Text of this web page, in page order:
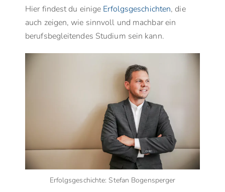
Hier findest du einige Erfolgsgeschichten, die
auch zeigen, wie sinnvoll und machbar ein
berufsbegleitendes Studium sein kann.
Erfolgsgeschichte: Stefan Bogensperger